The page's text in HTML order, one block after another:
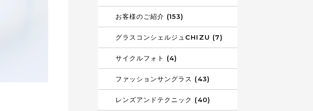
お客様のご紹介 (153)
グラスコンシェルジュCHIZU (7)
サイクルフォト (4)
ファッションサングラス (43)
レンズアンドテクニック (40)